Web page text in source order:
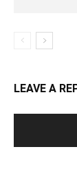
LEAVE A